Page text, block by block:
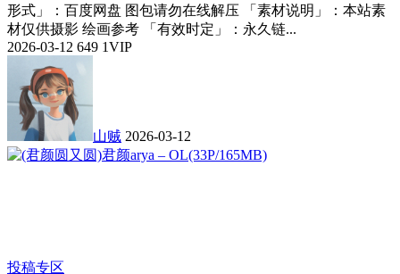
形式」：百度网盘 图包请勿在线解压 「素材说明」：本站素
材仅供摄影 绘画参考 「有效时定」：永久链...
2026-03-12 649 1VIP
山贼 2026-03-12
投稿专区